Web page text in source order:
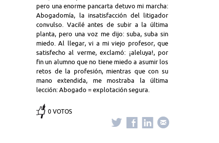
pero una enorme pancarta detuvo mi marcha:
Abogadomía, la insatisfacción del litigador
convulso. Vacilé antes de subir a la última
planta, pero una voz me dijo: suba, suba sin
miedo. Al llegar, vi a mi viejo profesor, que
satisfecho al verme, exclamó: ¡aleluya!, por
fin un alumno que no tiene miedo a asumir los
retos de la profesión, mientras que con su
mano extendida, me mostraba la última
lección: Abogado = explotación segura.
0 VOTOS